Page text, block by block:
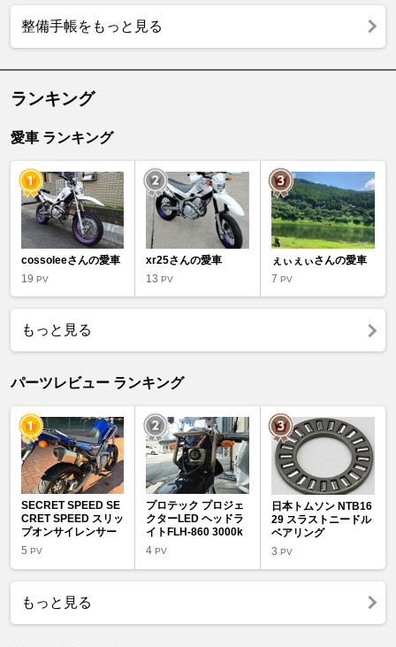
整備手帳をもっと見る
ランキング
愛車 ランキング
cossoleeさんの愛車
19 PV
xr25さんの愛車
13PV
ぇぃぇぃさんの愛車
7 PV
もっと見る
パーツレビュー ランキング
SECRET SPEED SE
CRET SPEED スリッ
プオンサイレンサー
5 PV
プロテック プロジェ
クターLED ヘッドラ
イトFLH-860 3000k
4PV
日本トムソン NTB16
29 スラストニードル
ベアリング
3 PV
もっと見る